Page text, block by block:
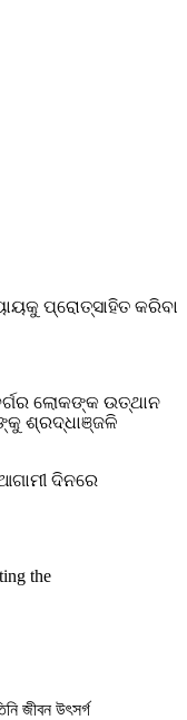
ପ୍ରୋତ୍ସାହିତ କରିବା
ଲୋକଙ୍କ ଉତ୍ଥାନ
ଶ୍ରଦ୍ଧାଞ୍ଜଳି
ଦିନରେ
the
জীবন উৎসর্গ